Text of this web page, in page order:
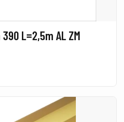
L=2,5m AL ZM